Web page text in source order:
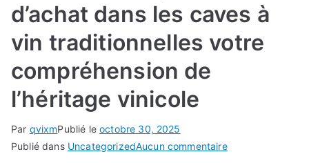
compréhension
de
l’héritage
d’achat dans les caves à
vin traditionnelles votre
compréhension de
l’héritage vinicole
Par qvixmPublié leoctobre 30, 2025
Publié dans UncategorizedAucun commentairesur